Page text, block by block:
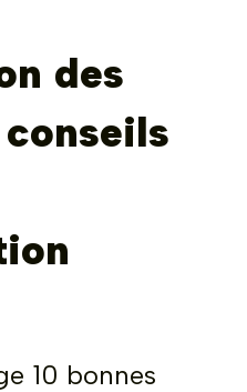
des
10 bonnes